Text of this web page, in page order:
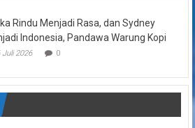
Rindu Menjadi Rasa, dan Sydney
Indonesia, Pandawa Warung Kopi
Juli 2026 0